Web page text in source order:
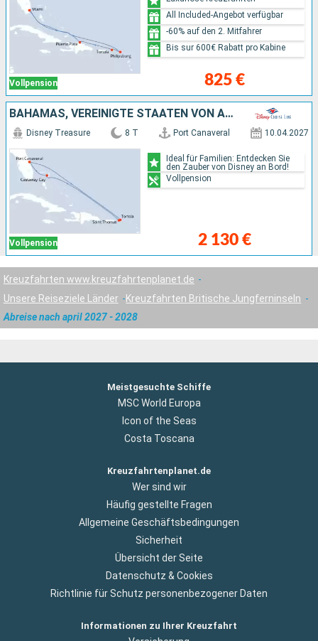
Vollpension 825 €
All Included-Angebot verfügbar
-60% auf den 2. Mitfahrer
Bis sur 600€ Rabatt pro Kabine
BAHAMAS, VEREINIGTE STAATEN VON AMERIKA
Vollpension
Disney Treasure 8 T Port Canaveral 10.04.2027
2 130 €
Ideal für Familien: Entdecken Sie
den Zauber von Disney an Bord!
Vollpension
Kreuzfahrten www.kreuzfahrtenplanet.de
Unsere Reiseziele Länder
Kreuzfahrten Britische Jungferninseln
Abreise nach april 2027 - 2028
Meistgesuchte Schiffe
MSC World Europa
Icon of the Seas
Costa Toscana
Kreuzfahrtenplanet.de
Wer sind wir
Häufig gestellte Fragen
Allgemeine Geschäftsbedingungen
Sicherheit
Übersicht der Seite
Datenschutz & Cookies
Richtlinie für Schutz personenbezogener Daten
Informationen zu Ihrer Kreuzfahrt